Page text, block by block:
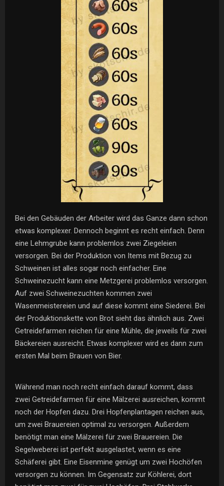
Bei den Gebäuden der Arbeiter wird das Ganze dann schon
etwas komplexer. Dennoch beginnt es recht einfach. Denn
eine Lehmgrube kann problemlos zwei Ziegeleien
versorgen. Bei der Produktion von Items mit Bezug zu
Schweinen ist alles sogar noch einfacher. Eine
Schweinezucht kann eine Metzgerei problemlos versorgen.
Auf zwei Schweinezuchten kommen zwei
Wasenmeistereien und auf diese kommt eine Siederei. Bei
der Produktionskette von Brot sieht das ähnlich aus. Zwei
Getreidefarmen reichen für eine Mühle, die jeweils für zwei
Bäckereien ausreicht. Etwas komplexer wird es dann zum
ersten Mal beim Brauen von Bier.
Während man noch recht einfach darauf kommt, dass
zwei Getreidefarmen für eine Mälzerei ausreichen, kommt
noch der Hopfen dazu. Drei Hopfenplantagen reichen aus,
um zwei Brauereien optimal zu versorgen. Außerdem
benötigt man eine Mälzerei für zwei Brauereien. Die
Segelweberei ist perfekt ausgelastet, wenn es eine
Schäferei gibt. Eine Eisenmine genügt um zwei Hochöfen
versorgen zu können. Im Gegensatz zur Köhlerei, dort